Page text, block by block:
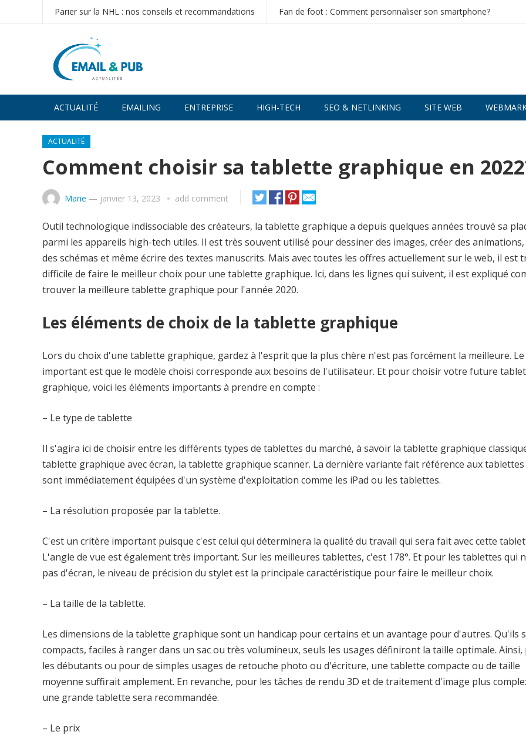
Parier sur la NHL : nos conseils et recommandations Fan de foot : Comment personnaliser son smartphone?
ACTUALITÉ EMAILING ENTREPRISE HIGH-TECH SEO & NETLINKING SITE WEB
ACTUALITÉ
Comment choisir sa tablette graphique en
Marie — janvier 13, 2023 add comment
Outil technologique indissociable des créateurs, la tablette graphique a depuis quelques années trouvé sa
parmi les appareils high-tech utiles. Il est très souvent utilisé pour dessiner des images, créer des
des schémas et même écrire des textes manuscrits. Mais avec toutes les offres actuellement sur le web, il est
difficile de faire le meilleur choix pour une tablette graphique. Ici, dans les lignes qui suivent, il est expliqué
trouver la meilleure tablette graphique pour l'année 2020.
Les éléments de choix de la tablette graphique
Lors du choix d'une tablette graphique, gardez à l'esprit que la plus chère n'est pas forcément la meilleure.
important est que le modèle choisi corresponde aux besoins de l'utilisateur. Et pour choisir votre future
graphique, voici les éléments importants à prendre en compte :
– Le type de tablette
Il s'agira ici de choisir entre les différents types de tablettes du marché, à savoir la tablette graphique
tablette graphique avec écran, la tablette graphique scanner. La dernière variante fait référence aux
sont immédiatement équipées d'un système d'exploitation comme les iPad ou les tablettes.
– La résolution proposée par la tablette.
C'est un critère important puisque c'est celui qui déterminera la qualité du travail qui sera fait avec cette
L'angle de vue est également très important. Sur les meilleures tablettes, c'est 178°. Et pour les tablettes qui
pas d'écran, le niveau de précision du stylet est la principale caractéristique pour faire le meilleur choix.
– La taille de la tablette.
Les dimensions de la tablette graphique sont un handicap pour certains et un avantage pour d'autres. Qu'ils
compacts, faciles à ranger dans un sac ou très volumineux, seuls les usages définiront la taille optimale.
les débutants ou pour de simples usages de retouche photo ou d'écriture, une tablette compacte ou de taille
moyenne suffirait amplement. En revanche, pour les tâches de rendu 3D et de traitement d'image plus
une grande tablette sera recommandée.
– Le prix